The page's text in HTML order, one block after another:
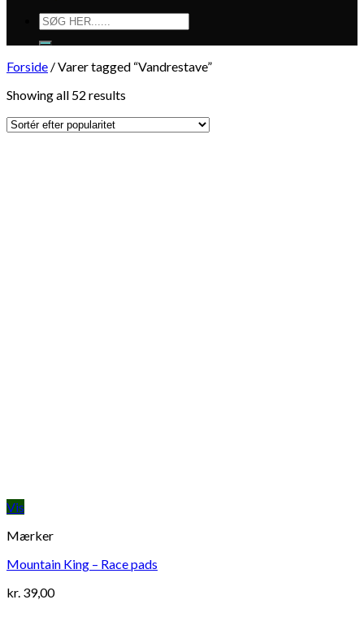
Søg
efter:
Forside /Varer tagged “Vandrestave”
Showing all 52 results
Vis
Mærker
Mountain King – Race pads
kr. 39,00